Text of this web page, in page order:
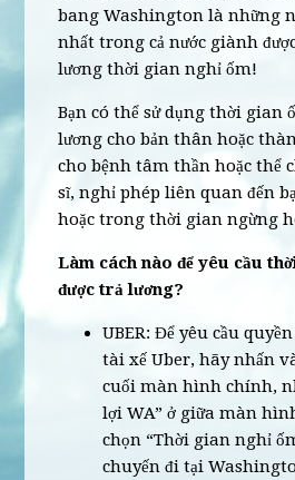
bang Washington là những
nhất trong cả nước giành
lương thời gian nghỉ ốm!
Bạn có thể sử dụng thời gian
lương cho bản thân hoặc
cho bệnh tâm thần hoặc thể
sĩ, nghỉ phép liên quan đến
hoặc trong thời gian ngừng
Làm cách nào để yêu cầu
được trả lương?
UBER: Để yêu cầu
tài xế Uber, hãy nhấn
cuối màn hình chính,
lợi WA” ở giữa màn
chọn “Thời gian nghỉ
chuyến đi tại